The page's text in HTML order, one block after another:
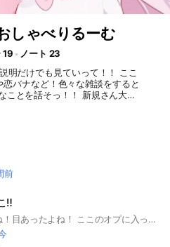
しゃべりるーむ
19
ノート 23
だけでも見ていって！！ ここ
バナなど！色々な雑談をすると
そっ！！ 新規さん大歓
け＆無言抜け禁
ひぜひ入ってみて！！ オプの中
バナ#悩み#雑談#楽しい#即承
生#中学生#高校生
前
‼️
そこの君！今見たよね！目あったよね！ ここのオプに入ってくれる？ えぇ～そんな、嫌だとか言わずにさ！ ここのオプに入ってきなよ！ 迷ったら入ろ！（圧） てか通知やばい時と静かーな時あるから、うるさかったりしたら通知回避部屋行ってね🫶 まぁ、そう言う事は、置いといてっと、 ルール説明するね！ ①入ってすぐ抜けないこと！ ②荒らししませんか？しないでね！ ③皆と仲よくする事！ 特例（？？？）絶対どこかの家系に入らないと行けないって訳じゃないよ！ コレくらいだったら簡単でしょ？ さぁ、さぁ！皆入っておいで！ あと、 副官になりたい人は、ならさせてあげます！ (出来たばっかりだから、どんどん入ってね！人選🐜だけど！皆で仲良く話そ！) 優希家☃🧊 星奈家🀦✡ 春花家🪷♥︎⁡ 瑠衣家💍🩵 來依家⚡︎𖦹 蒼空家★🪩 の、六家族があります！ 興味湧いたら是非入ってね?! え、まだ見てくれてるの！？ もう好きだわ（？ !? まだ見てくれてたの？？！ もうないよ〜！ 是非！良ければ入ってね！？ ここまで見たんだから〜！！ それでは！私は中で楽しみに待ってるね！ 創立日2026年2月12日 #家族#家族ごっこ#恋人#恋バナ